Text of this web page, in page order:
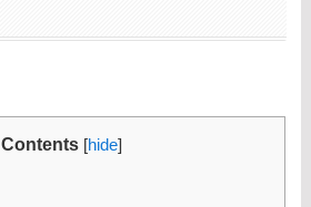
Contents [hide]